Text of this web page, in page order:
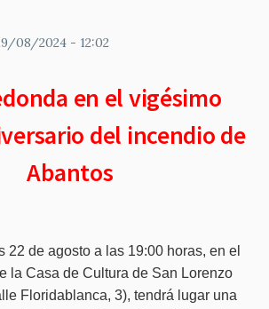
08/2024 - 12:02
en el vigésimo
del incendio de
Abantos
22 de agosto a las 19:00 horas, en el
la Casa de Cultura de San Lorenzo
Floridablanca, 3), tendrá lugar una